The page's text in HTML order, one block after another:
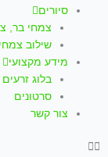
סיורים
צמחי בר,
שילוב
מידע מקצועי
בלוג זרעים
סרטונים
צור קשר